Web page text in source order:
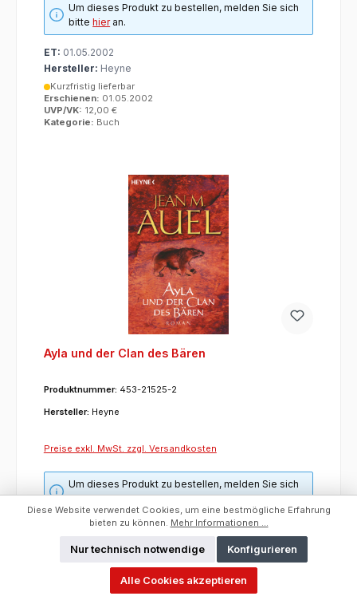
Um dieses Produkt zu bestellen, melden Sie sich
bittehieran.
ET: 01.05.2002
Hersteller: Heyne
Kurzfristig lieferbar
Erschienen: 01.05.2002
UVP/VK: 12,00 €
Kategorie: Buch
Ayla und der Clan des Bären
Produktnummer: 453-21525-2
Hersteller: Heyne
Preise exkl. MwSt. zzgl. Versandkosten
Um dieses Produkt zu bestellen, melden Sie sich
bittehieran.
01.05.2002
Hersteller:Heyne
01.05.2002
Diese Website verwendet Cookies, um eine bestmögliche Erfahrung
bieten zu können. Mehr Informationen ...
Nur technisch notwendige Konfigurieren
Alle Cookies akzeptieren